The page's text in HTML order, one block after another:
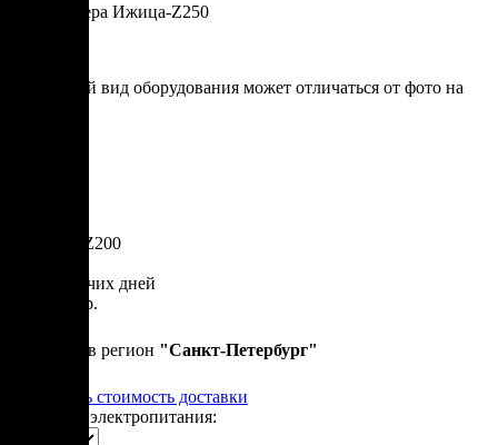
Термокамера Ижица-Z250
* итоговый вид оборудования может отличаться от фото на
Артикул: Z200
от 50 рабочих дней
1 580 000 р.
Привезем в регион "Санкт-Петербург"
Рассчитать стоимость доставки
Варианты электропитания: